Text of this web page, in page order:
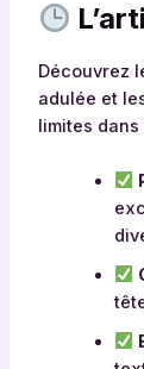
Découvrez
adulée et
limites dans